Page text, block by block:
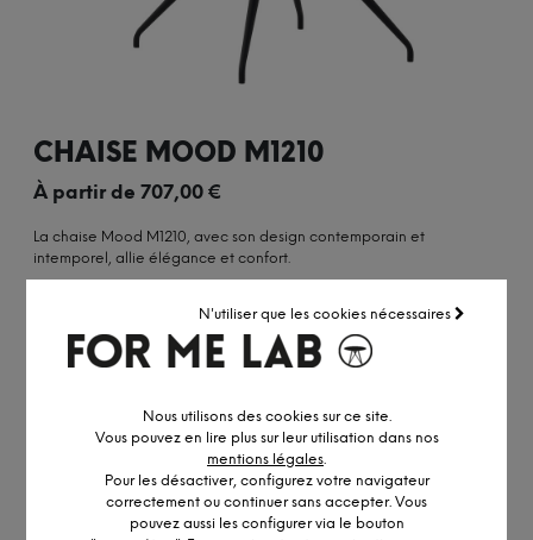
N'utiliser que les cookies nécessaires
Nous utilisons des cookies sur ce site.
Vous pouvez en lire plus sur leur utilisation dans nos
mentions légales.
Pour les désactiver, configurez votre navigateur
correctement ou continuer sans accepter. Vous
pouvez aussi les configurer via le bouton
CHAISE MOOD M1210
À partir de 707,00€
La chaise Mood M1210, avec son design contemporain et
intemporel, allie élégance et confort.
OBTENIR UN DEVIS PERSONNALISÉ
Personnalisée à la demande
Accédez à notreservice pro
Conseil personnalisé par visio ouRDV showroom